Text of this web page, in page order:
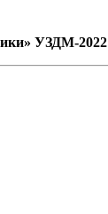
УЗДМ-2022